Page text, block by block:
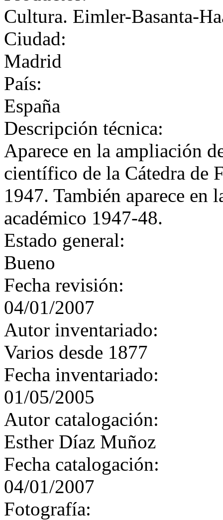
Cultura. Eimler-Basanta-
Ciudad:
Madrid
País:
España
Descripción técnica:
Aparece en la ampliación
científico de la Cátedra de
1947. También aparece
académico 1947-48.
Estado general:
Bueno
Fecha revisión:
04/01/2007
Autor inventariado:
Varios desde 1877
Fecha inventariado:
01/05/2005
Autor catalogación:
Esther Díaz Muñoz
Fecha catalogación:
04/01/2007
Fotografía: